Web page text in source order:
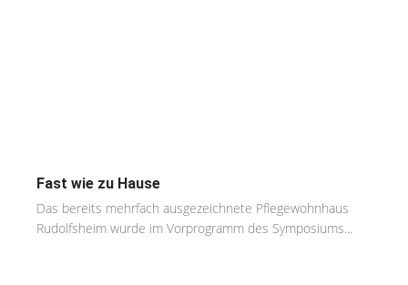
Fast wie zu Hause
Das bereits mehrfach ausgezeichnete Pflegewohnhaus
Rudolfsheim wurde im Vorprogramm des Symposiums...